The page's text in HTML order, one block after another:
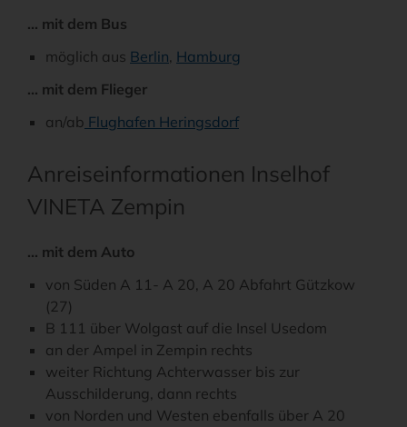
... mit dem Bus
möglich aus Berlin, Hamburg
... mit dem Flieger
an/ab Flughafen Heringsdorf
Anreiseinformationen Inselhof
VINETA Zempin
... mit dem Auto
von Süden A 11- A 20, A 20 Abfahrt Gützkow
(27)
B 111 über Wolgast auf die Insel Usedom
an der Ampel in Zempin rechts
weiter Richtung Achterwasser bis zur
Ausschilderung, dann rechts
von Norden und Westen ebenfalls über A 20